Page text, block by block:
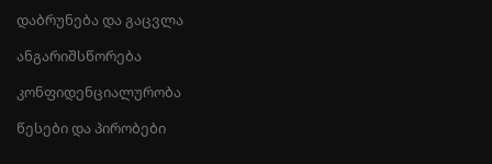
დაბრუნება და გაცვლა
ანგარიშსწორება
კონფიდენციალურობა
წესები და პირობები